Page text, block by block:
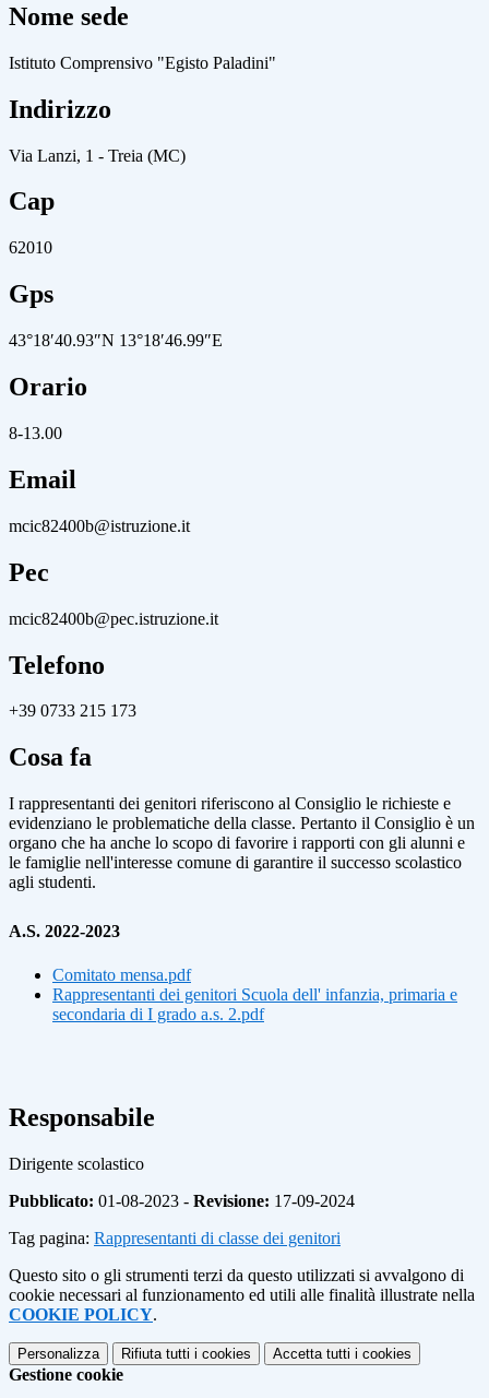
Nome sede
Istituto Comprensivo "Egisto Paladini"
Indirizzo
Via Lanzi, 1 - Treia (MC)
Cap
62010
Gps
43°18′40.93″N 13°18′46.99″E
Orario
8-13.00
Email
mcic82400b@istruzione.it
Pec
mcic82400b@pec.istruzione.it
Telefono
+39 0733 215 173
Cosa fa
I rappresentanti dei genitori riferiscono al Consiglio le richieste e
evidenziano le problematiche della classe. Pertanto il Consiglio è un
organo che ha anche lo scopo di favorire i rapporti con gli alunni e
le famiglie nell'interesse comune di garantire il successo scolastico
agli studenti.
A.S. 2022-2023
Comitato mensa.pdf
Rappresentanti dei genitori Scuola dell' infanzia, primaria e
secondaria di I grado a.s. 2.pdf
Responsabile
Dirigente scolastico
Pubblicato: 01-08-2023 - Revisione: 17-09-2024
Tag pagina: Rappresentanti di classe dei genitori
Questo sito o gli strumenti terzi da questo utilizzati si avvalgono di
cookie necessari al funzionamento ed utili alle finalità illustrate nella
COOKIE POLICY.
Personalizza Rifiuta tutti i cookies Accetta tutti i cookies
Gestione cookie